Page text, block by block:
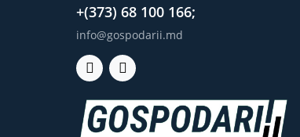
+(373) 68 100 166;
info@gospodarii.md